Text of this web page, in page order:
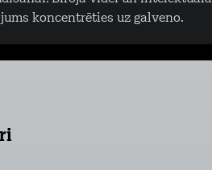
koncentrēties uz galveno.